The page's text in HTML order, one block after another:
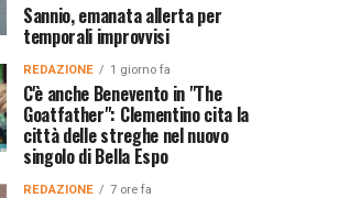
Sannio, emanata allerta per
temporali improvvisi
REDAZIONE 1 giorno fa
C'è anche Benevento in "The
Goatfather": Clementino cita la
città delle streghe nel nuovo
singolo di Bella Espo
REDAZIONE 7 ore fa